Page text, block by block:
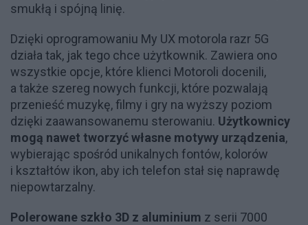
smukłą i spójną linię.
Dzięki oprogramowaniu My UX motorola razr 5G
działa tak, jak tego chce użytkownik. Zawiera ono
wszystkie opcje, które klienci Motoroli docenili,
a także szereg nowych funkcji, które pozwalają
przenieść muzykę, filmy i gry na wyższy poziom
dzięki zaawansowanemu sterowaniu. Użytkownicy
mogą nawet tworzyć własne motywy urządzenia,
wybierając spośród unikalnych fontów, kolorów
i kształtów ikon, aby ich telefon stał się naprawdę
niepowtarzalny.
Polerowane szkło 3D z aluminium z serii 7000